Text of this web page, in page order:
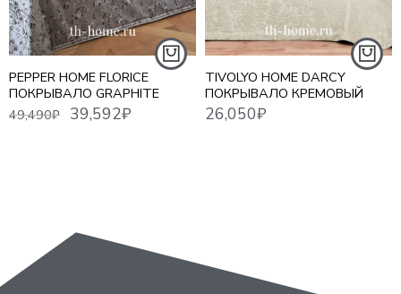
PEPPER HOME FLORICE
ПОКРЫВАЛО GRAPHITE
TIVOLYO HOME DARCY
ПОКРЫВАЛО КРЕМОВЫЙ